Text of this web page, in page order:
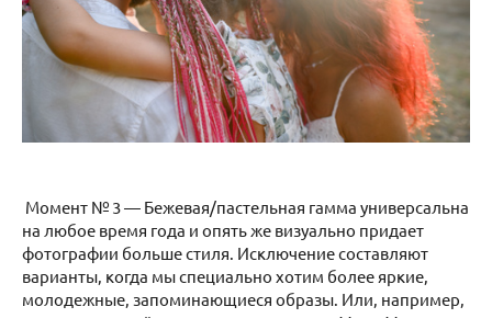
Момент № 3 — Бежевая/пастельная гамма универсальна
на любое время года и опять же визуально придает
фотографии больше стиля. Исключение составляют
варианты, когда мы специально хотим более яркие,
молодежные, запоминающиеся образы. Или, например,